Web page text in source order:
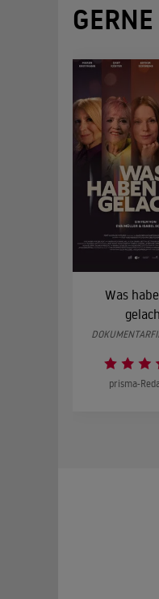
Was
prisma-